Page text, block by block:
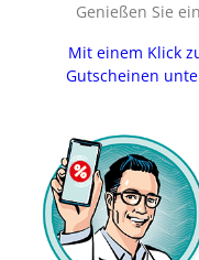
Genießen Sie
Mit einem Klick
Gutscheinen